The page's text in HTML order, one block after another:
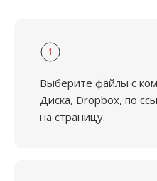
1
Выберите файлы с
Диска, Dropbox, по
на страницу.